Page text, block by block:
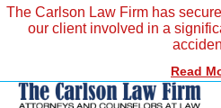
The Carlson Law Firm has
our client involved in a
Read